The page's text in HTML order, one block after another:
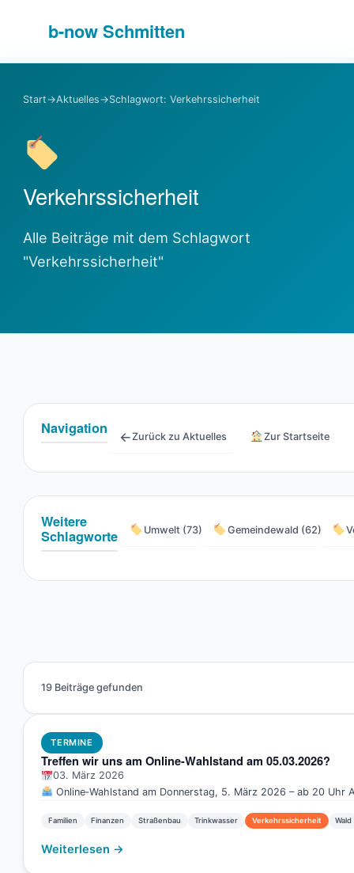
b-nowSchmitten
Start→Aktuelles→Schlagwort: Verkehrssicherheit
Verkehrssicherheit
Alle Beiträge mit dem Schlagwort
"Verkehrssicherheit"
Navigation ←Zurück zu Aktuelles Zur Startseite
Weitere
Schlagworte
Umwelt (73) Gemeindewald (62)
19 Beiträge gefunden
TERMINE
Treffen wir uns am Online-Wahlstand am 05.03.2026?
03. März 2026
Online‑Wahlstand am Donnerstag, 5. März 2026 – ab 20
Familien Finanzen Straßenbau Trinkwasser Verkehrssicherheit Wald
Weiterlesen →